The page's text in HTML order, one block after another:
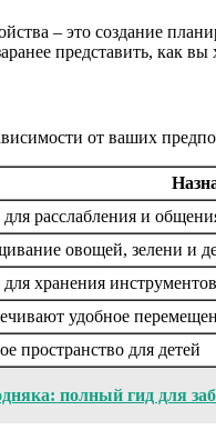
– это создание
представить, как вы
от ваших
расслабления и
овощей, зелени и
хранения
удобное
пространство для детей
полный гид для